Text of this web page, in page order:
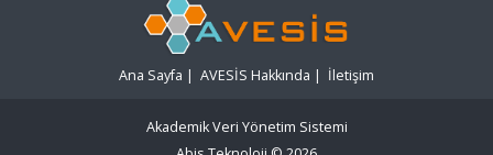
Ana Sayfa | AVESİS Hakkında | İletişim
Akademik Veri Yönetim Sistemi